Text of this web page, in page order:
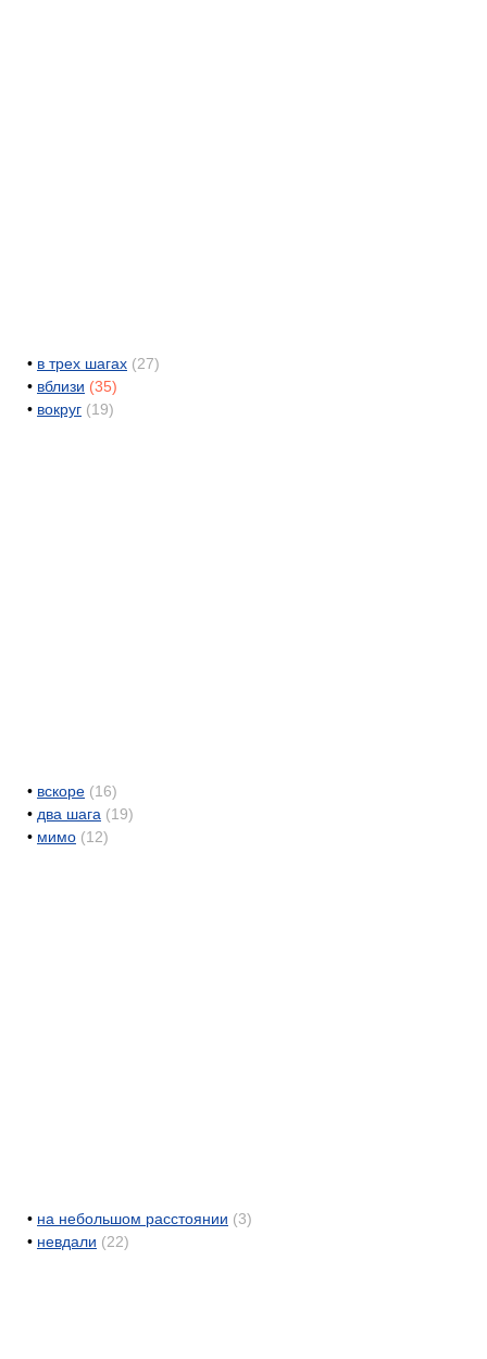
• в трех шагах (27)
• вблизи (35)
• вокруг (19)
• вскоре (16)
• два шага (19)
• мимо (12)
• на небольшом расстоянии (3)
• невдали (22)